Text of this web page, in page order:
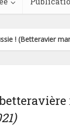
! (Betteravier